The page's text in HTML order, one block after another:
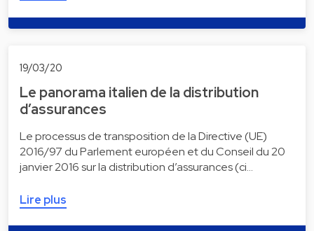
19/03/20
Le panorama italien de la distribution
d’assurances
Le processus de transposition de la Directive (UE)
2016/97 du Parlement européen et du Conseil du 20
janvier 2016 sur la distribution d’assurances (ci…
Lire plus